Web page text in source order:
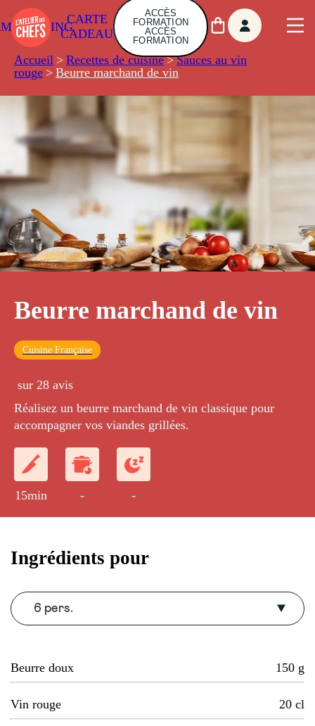
CARTE
CADEAU
ACCÈS
FORMATION
ACCÈS
FORMATION
Accueil > Recettes de cuisine > Sauces au vin
rouge > Beurre marchand de vin
Beurre marchand de vin
Cuisine Française
sur 28 avis
Réalisez un beurre marchand de vin classique pour
accompagner vos viandes grillées.
15min - -
Ingrédients pour
6 pers.
Beurre doux 150 g
Vin rouge 20 cl